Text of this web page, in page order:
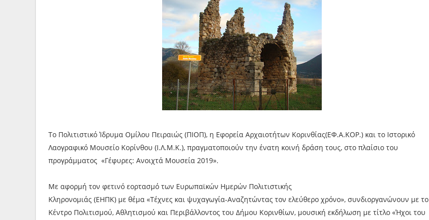
Το Πολιτιστικό Ίδρυμα Ομίλου Πειραιώς (ΠΙΟΠ), η Εφορεία Αρχαιοτήτων Κορινθίας(ΕΦ.Α.ΚΟΡ.) και το Ιστορικό
Λαογραφικό Μουσείο Κορίνθου (Ι.Λ.Μ.Κ.), πραγματοποιούν την ένατη κοινή δράση τους, στο πλαίσιο του
προγράμματος «Γέφυρες: Ανοιχτά Μουσεία 2019».
Με αφορμή τον φετινό εορτασμό των Ευρωπαϊκών Ημερών Πολιτιστικής
Κληρονομιάς (ΕΗΠΚ) με θέμα «Τέχνες και ψυχαγωγία-Αναζητώντας τον ελεύθερο χρόνο», συνδιοργανώνουν με το
Κέντρο Πολιτισμού, Αθλητισμού και Περιβάλλοντος του Δήμου Κορινθίων, μουσική εκδήλωση με τίτλο «Ήχοι του